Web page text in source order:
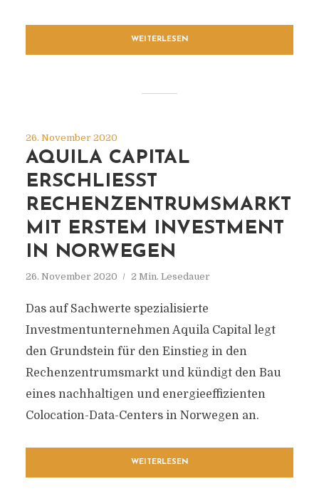
WEITERLESEN
26. November 2020
AQUILA CAPITAL
ERSCHLIESST R
ECHENZENTRUMSMARKT M
IT ERSTEM INVESTMENT I
N NORWEGEN
26. November 2020 2 Min. Lesedauer
Das auf Sachwerte spezialisierte
Investmentunternehmen Aquila Capital legt
den Grundstein für den Einstieg in den
Rechenzentrumsmarkt und kündigt den Bau
eines nachhaltigen und energieeffizienten
Colocation-Data-Centers in Norwegen an.
WEITERLESEN